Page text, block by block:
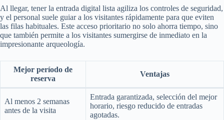
Al llegar, tener la entrada digital lista agiliza los controles de seguridad,
y el personal suele guiar a los visitantes rápidamente para que eviten
las filas habituales. Este acceso prioritario no solo ahorra tiempo, sino
que también permite a los visitantes sumergirse de inmediato en la
impresionante arqueología.
Mejor período de
reserva
Ventajas
Al menos 2 semanas
antes de la visita
Entrada garantizada, selección del mejor
horario, riesgo reducido de entradas
agotadas.